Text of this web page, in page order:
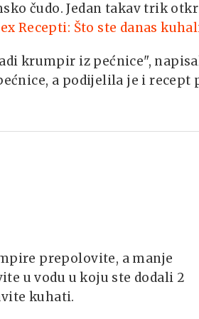
čudo. Jedan takav trik
Recepti: Što ste danas
krumpir iz pećnice",
a podijelila je i recept
prepolovite, a manje
u vodu u koju ste dodali 2
kuhati.